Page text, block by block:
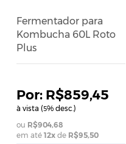
Fermentador para
Kombucha 60L Roto
Plus
R$859,45
à vista (5% desc.)
R$904,68
em até12x de R$95,50